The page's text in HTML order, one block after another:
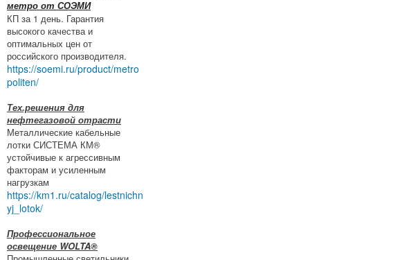
метро от СОЭМИ
КП за 1 день. Гарантия
высокого качества и
оптимальных цен от
российского производителя.
https://soemi.ru/product/metro
politen/
Тех.решения для
нефтегазовой отрасти
Металлические кабельные
лотки СИСТЕМА КМ®
устойчивые к агрессивным
факторам и усиленным
нагрузкам
https://km1.ru/catalog/lestnichn
yj_lotok/
Профессиональное
освещение WOLTA®